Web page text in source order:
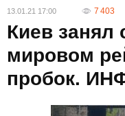
13.01.21 17:00 7 403
Киев занял
мировом
пробок.